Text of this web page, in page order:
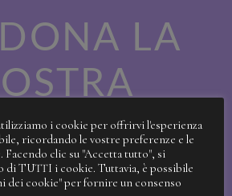
LA
i cookie per offrirvi l'esperienza
ricordando le vostre preferenze e le
clic su "Accetta tutto", si
di TUTTI i cookie. Tuttavia, è possibile
dei cookie" per fornire un consenso